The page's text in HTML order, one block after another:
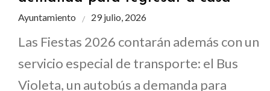
Ayuntamiento 29 julio, 2026
Las Fiestas 2026 contarán además con un
servicio especial de transporte: el Bus
Violeta, un autobús a demanda para